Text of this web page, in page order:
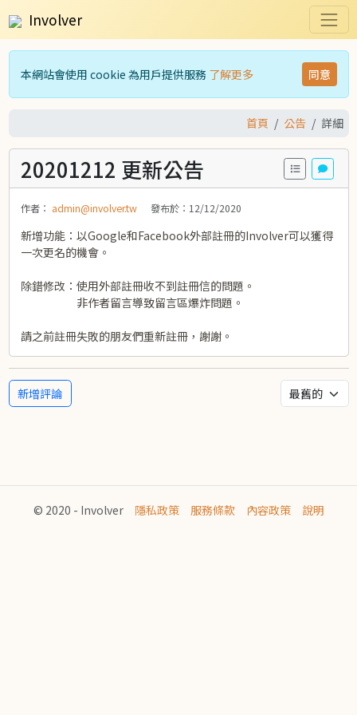
Involver
本網站會使用 cookie 為用戶提供服務 了解更多 同意
首頁 公告 詳細
20201212 更新公告
作者： admin@involver.tw 發布於： 12/12/2020
新增功能：以Google和Facebook外部註冊的Involver可以獲得
一次更名的機會。
除錯修改：使用外部註冊收不到註冊信的問題。
非作者留言導致留言區爆炸問題。
請之前註冊失敗的朋友們重新註冊，謝謝。
新增評論
© 2020 - Involver 隱私政策 服務條款 內容政策 說明